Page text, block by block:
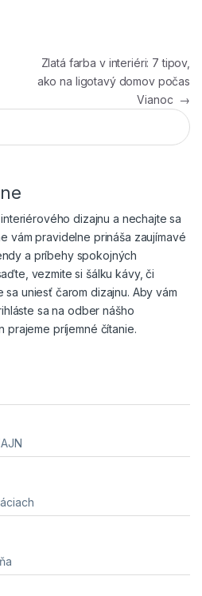
Zlatá farba v interiéri: 7 tipov,
ako na ligotavý domov počas
Vianoc →
dizajnu a nechajte sa
vám pravidelne prináša zaujímavé
a príbehy spokojných
vezmite si šálku kávy, či
uniesť čarom dizajnu. Aby vám
sa na odber nášho
prajeme príjemné čítanie.